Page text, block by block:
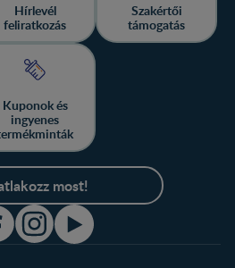
Hírlevél
feliratkozás
Szakértői
támogatás
Kuponok és
ingyenes
most!